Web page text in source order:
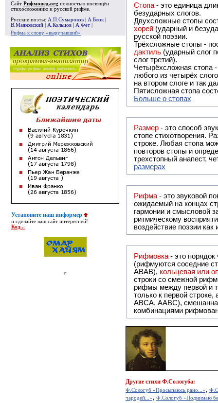
Сайт Рифмовед.org полностью посвящён
стихосложению и русской рифме.
Русские поэты: А.П.Сумароков А.Блок
В.Маяковский
А.Кольцов А.Фет
Рифма к слову «выручавший»
Установите наш информер
и сделайте ваш сайт интересней!
Код...
Стопа - это единица
безударных слогов.
Двухсложные стопы
хорей (ударный и
русской поэзии.
Трёхсложные стопы -
дактиль (ударный слог
слог третий).
Четырёхсложная стопа
любого из четырёх
на втором слоге и так
Пятисложная стопа
Больше о стопах
Размер - это способ
стопе стихотворения.
строке. Любая стопа
повторов стопы и
трехстопный анапест,
размерах
Рифма - это звуковой повтор, традиционно используемый в поэзии и, как
ожидаемый на концах
гармонии и смысловой
ритмическому
воздействие поэзии
Рифмовка - это
(рифмуются соседние
ABAB), кольцевая или
строки со смежной
рифмы между первой и
только к первой
ABCA, AABC), смешанная или вольная рифмовка (рифмовка в сложных строфах с различными
комбинациями
Другие стихи Ф.Сологуба:
Ф.Сологуб «Просыпаюсь рано...»,
чародей...», Ф.Сологуб «Поднимаю